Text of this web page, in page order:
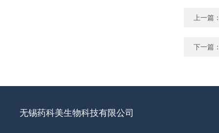
上一篇
下一篇
无锡药科美生物科技有限公司